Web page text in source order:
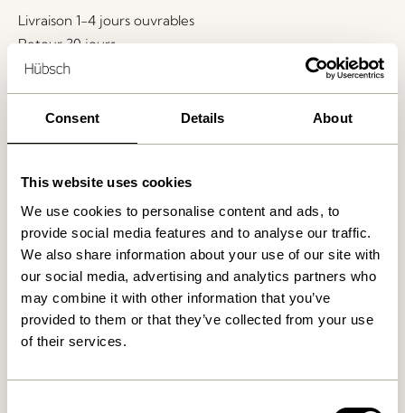
Consent Details About
This website uses cookies
We use cookies to personalise content and ads, to
provide social media features and to analyse our traffic.
We also share information about your use of our site with
our social media, advertising and analytics partners who
may combine it with other information that you’ve
provided to them or that they’ve collected from your use
of their services.
Livraison 1-4 jours ouvrables
Retour 30 jours
Livraison gratuite à partir de